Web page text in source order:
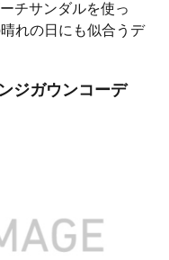
チサンダルを使っ
れの日にも似合うデ
ジガウンコーデ